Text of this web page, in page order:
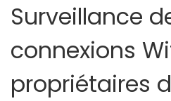
Surveillance
connexions
propriétaires